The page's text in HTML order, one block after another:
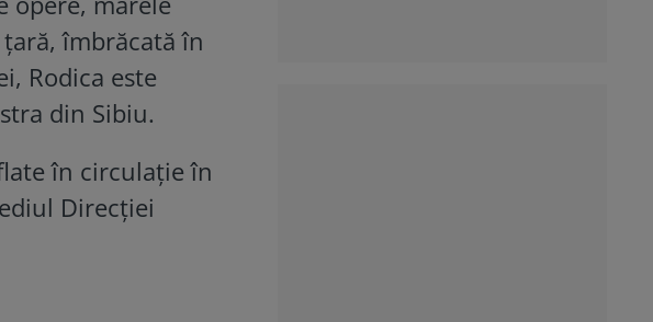
îmbrăcată în
Rodica este
din Sibiu.
în circulație în
Direcției